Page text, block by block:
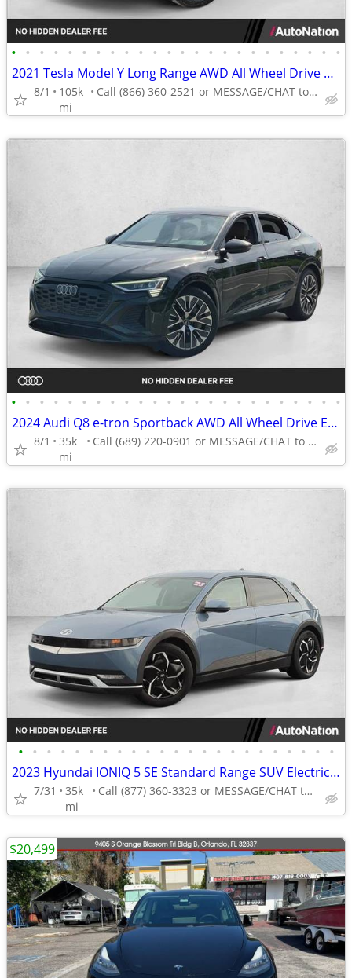
• • • • • • • • • • • • • • • • • • • • • • • •
2021 Tesla Model Y Long Range AWD All Wheel Drive SUV Electric AUTONATION
8/1
105k
mi
Call (866) 360-2521 or MESSAGE/CHAT to confirm availability
• • • • • • • • • • • • • • • • • • • • • • • •
2024 Audi Q8 e-tron Sportback AWD All Wheel Drive Electric S line Premium Plus S
8/1
35k
mi
Call (689) 220-0901 or MESSAGE/CHAT to confirm availability
• • • • • • • • • • • • • • • • • • • • • • •
2023 Hyundai IONIQ 5 SE Standard Range SUV Electric AUTONATION
7/31
35k
mi
Call (877) 360-3323 or MESSAGE/CHAT to confirm availability
$20,499